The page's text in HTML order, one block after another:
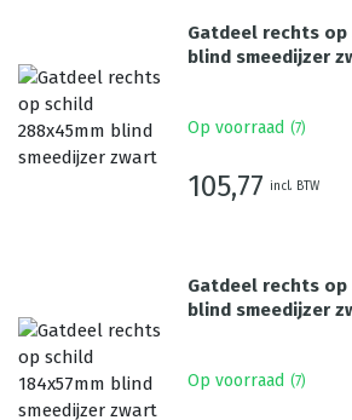
Gatdeel rechts op
blind smeedijzer
Op voorraad (7)
105,77 incl. BTW
Gatdeel rechts op
blind smeedijzer
Op voorraad (7)